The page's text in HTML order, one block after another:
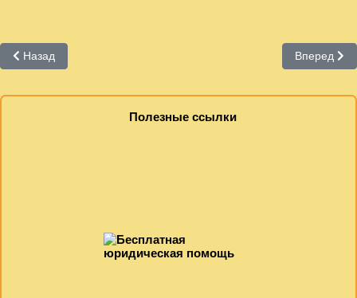
Предыдущий: Методические пособия по экологическому
Назад Вперед
Полезные ссылки